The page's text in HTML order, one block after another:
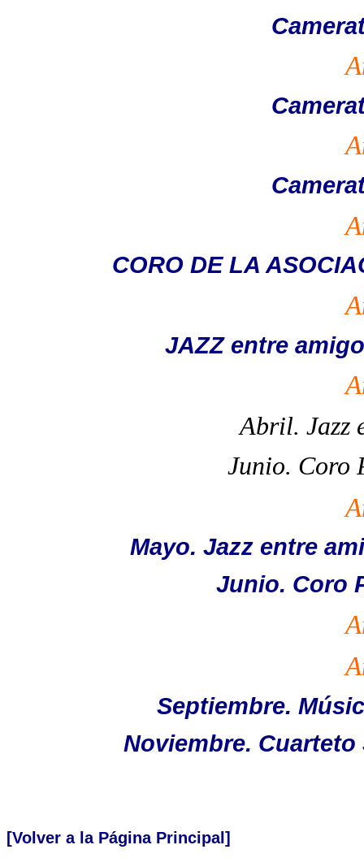
CORO DE LA
JAZZ entre
Abril. Jazz
Junio. Coro
Mayo. Jazz entre
Junio. Coro
Septiembre.
Noviembre.
[Volver a la Página Principal]